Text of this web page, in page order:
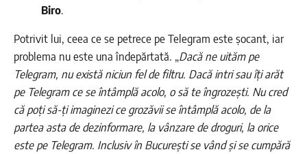
Biro.
Potrivit lui, ceea ce se petrece pe Telegram este șocant, iar
problema nu este una îndepărtată. „Dacă ne uităm pe
Telegram, nu există niciun fel de filtru. Dacă intri sau îți arăt
pe Telegram ce se întâmplă acolo, o să te îngrozești. Nu cred
că poți să-ți imaginezi ce grozăvii se întâmplă acolo, de la
partea asta de dezinformare, la vânzare de droguri, la orice
este pe Telegram. Inclusiv în București se vând și se cumpără